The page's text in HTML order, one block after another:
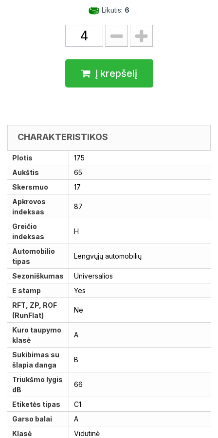
Likutis: 6
Į krepšelį
CHARAKTERISTIKOS
Plotis
175
Aukštis
65
Skersmuo
17
Apkrovos
indeksas
87
Greičio
indeksas
H
Automobilio
tipas
Lengvųjų automobilių
Sezoniškumas
Universalios
E stamp
Yes
RFT, ZP, ROF
(RunFlat)
Ne
Kuro taupymo
klasė
A
Sukibimas su
šlapia danga
B
Triukšmo lygis
dB
66
Etiketės tipas
C1
Garso balai
A
Klasė
Vidutinė